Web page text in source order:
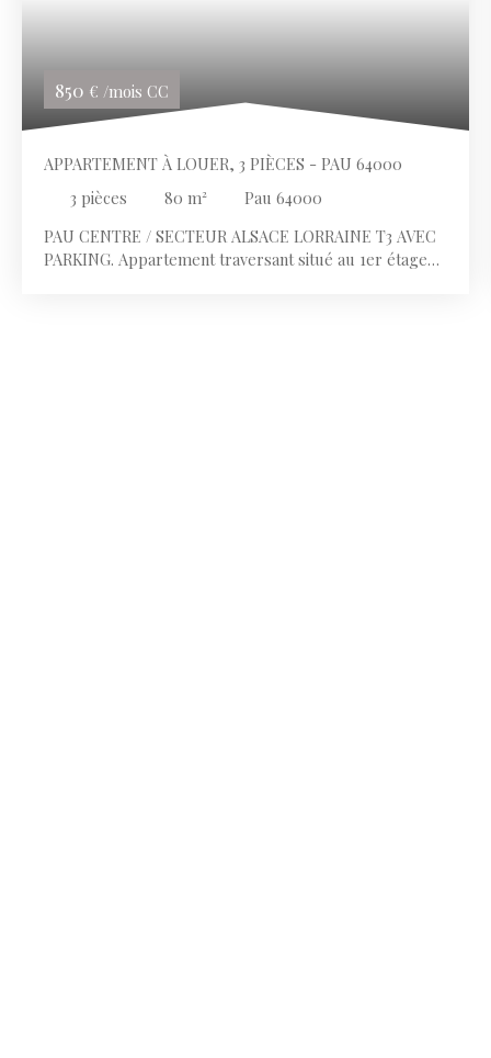
850 € /mois CC
APPARTEMENT À LOUER, 3 PIÈCES - PAU 64000
3 pièces 80 m²
Pau 64000
PAU CENTRE / SECTEUR ALSACE LORRAINE T3 AVEC
PARKING. Appartement traversant situé au 1er étage